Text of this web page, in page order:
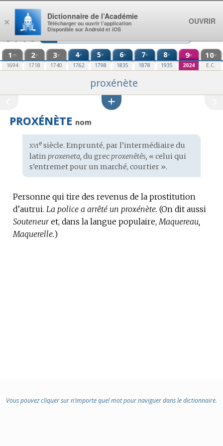
Aller au contenu
1 re
1694
2e
1718
3e
1740
4e
1762
5e
1798
6e
1835
7e
1878
8e
1935
9e
2024
10e
E.C.
proxénète
PROXÉNÈTE nom
Étymologie
:
xviesiècle. Emprunté, par l’intermédiaire du
latin proxeneta, du grecproxenêtês, « celui qui
s’entremet pour un marché, courtier ».
Personne qui tire des revenus de la prostitution
d’autrui. La police a arrêté un proxénète. (On dit aussi
Souteneuret, dans la langue populaire, Maquereau,
Maquerelle.)
Vous pouvez cliquer sur n’importe quel mot pour naviguer dans le dictionnaire.
×
Dictionnaire de l’Académie
Télécharger ou ouvrir l’application
Disponible sur Android et iOS
OUVRIR